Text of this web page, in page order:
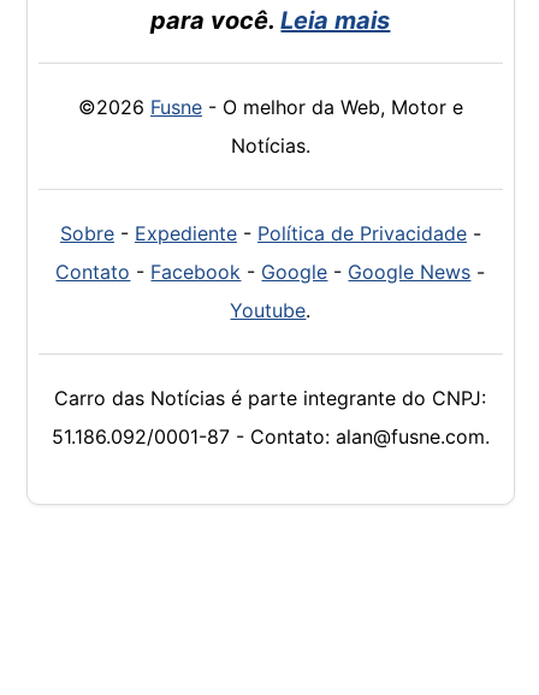
para você.Leia mais
©2026 Fusne- O melhor da Web, Motor e
Notícias.
Sobre- Expediente- Política de Privacidade-
Contato - Facebook - Google - Google News -
Youtube.
Carro das Notícias é parte integrante do CNPJ:
51.186.092/0001-87 - Contato: alan@fusne.com.